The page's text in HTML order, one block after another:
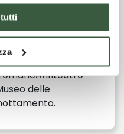
Palazzo deiCanonici,
Civica di Spello.Altre
Sant'Andrea, dove il
Beato Andrea
comunità dei
delle